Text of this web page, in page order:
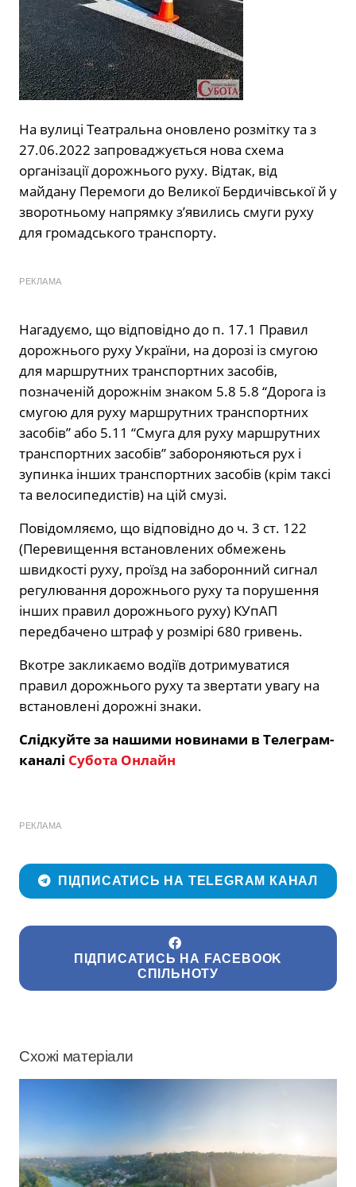
На вулиці Театральна оновлено розмітку та з
27.06.2022 запроваджується нова схема
організації дорожнього руху. Відтак, від
майдану Перемоги до Великої Бердичівської й у
зворотньому напрямку з’явились смуги руху
для громадського транспорту.
РЕКЛАМА
Нагадуємо, що відповідно до п. 17.1 Правил
дорожнього руху України, на дорозі із смугою
для маршрутних транспортних засобів,
позначеній дорожнім знаком 5.8 5.8 “Дорога із
смугою для руху маршрутних транспортних
засобів” або 5.11 “Смуга для руху маршрутних
транспортних засобів” забороняються рух і
зупинка інших транспортних засобів (крім таксі
та велосипедистів) на цій смузі.
Повідомляємо, що відповідно до ч. 3 ст. 122
(Перевищення встановлених обмежень
швидкості руху, проїзд на заборонний сигнал
регулювання дорожнього руху та порушення
інших правил дорожнього руху) КУпАП
передбачено штраф у розмірі 680 гривень.
Вкотре закликаємо водіїв дотримуватися
правил дорожнього руху та звертати увагу на
встановлені дорожні знаки.
Слідкуйте за нашими новинами в Телеграм-
каналі Субота Онлайн
РЕКЛАМА
ПІДПИСАТИСЬ НА TELEGRAM КАНАЛ
ПІДПИСАТИСЬ НА FACEBOOK
СПІЛЬНОТУ
Схожі матеріали